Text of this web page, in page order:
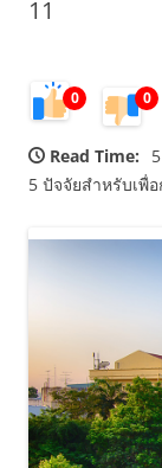
11
0 0
Read Time:
5 ปัจจัยสำหรับเพื่